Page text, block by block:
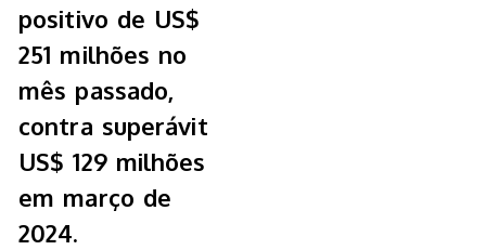
positivo de US$
251 milhões no
mês passado,
contra superávit
US$ 129 milhões
em março de
2024.